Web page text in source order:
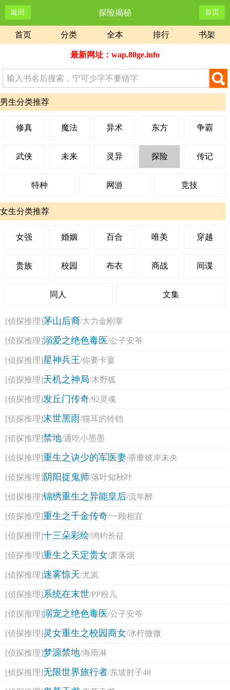
返回 探险揭秘 首页
首页 分类 全本 排行 书架
最新网址：wap.80ge.info
男生分类推荐
修真 魔法 异术 东方 争霸
武侠 未来 灵异 探险 传记
特种 网游 竞技
女生分类推荐
女强 婚姻 百合 唯美 穿越
贵族 校园 布衣 商战 间谍
同人 文集
[侦探推理]茅山后裔/大力金刚掌
[侦探推理]溺爱之绝色毒医/公子安爷
[侦探推理]星神兵王/你要卡宴
[侦探推理]天机之神局/木野狐
[侦探推理]发丘门传奇/92灵魂
[侦探推理]末世黑雨/猫耳的铃铛
[侦探推理]禁地/通吃小墨墨
[侦探推理]重生之诀少的军医妻/荼蘼彼岸未央
[侦探推理] 阴阳捉鬼师/落叶知秋叶
[侦探推理]锦绣重生之异能皇后/流年醉
[侦探推理]重生之千金传奇/一顾相宜
[侦探推理]十三朵彩绘/鸿钧长征
[侦探推理]重生之天定贵女/萧落烟
[侦探推理]迷雾惊天/尤岚
[侦探推理]系统在末世/PP粉儿
[侦探推理]溺宠之绝色毒医/公子安爷
[侦探推理]灵女重生之校园商女/冰柠微微
[侦探推理]梦源禁地/海雨淋
[侦探推理]无限世界旅行者/东坡肘子48